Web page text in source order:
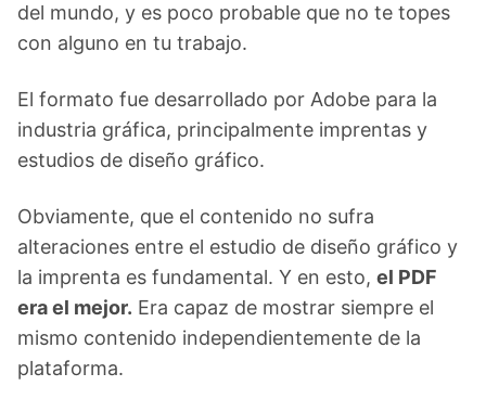
del mundo, y es poco probable que no te topes
con alguno en tu trabajo.
El formato fue desarrollado por Adobe para la
industria gráfica, principalmente imprentas y
estudios de diseño gráfico.
Obviamente, que el contenido no sufra
alteraciones entre el estudio de diseño gráfico y
la imprenta es fundamental. Y en esto, el PDF
era el mejor. Era capaz de mostrar siempre el
mismo contenido independientemente de la
plataforma.